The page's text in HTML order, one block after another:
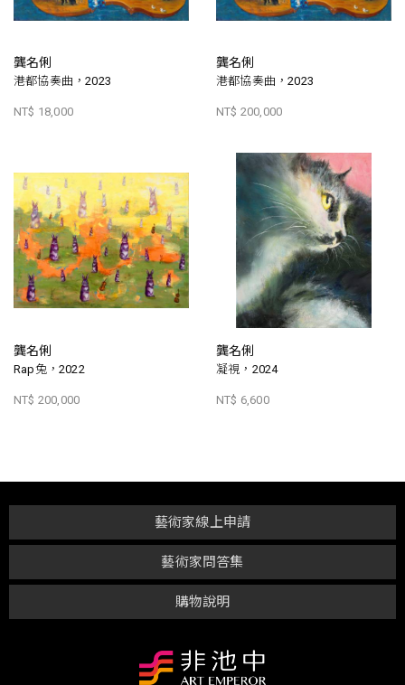
龔名俐
港都協奏曲，2023
NT$ 18,000
龔名俐
港都協奏曲，2023
NT$ 200,000
龔名俐
Rap兔，2022
NT$ 200,000
龔名俐
凝視，2024
NT$ 6,600
購物說明
藝術家問答集
藝術家線上申請